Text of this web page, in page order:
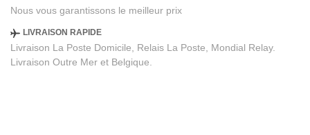
Nous vous garantissons le meilleur prix
LIVRAISON RAPIDE
Livraison La Poste Domicile, Relais La Poste, Mondial Relay.
Livraison Outre Mer et Belgique.